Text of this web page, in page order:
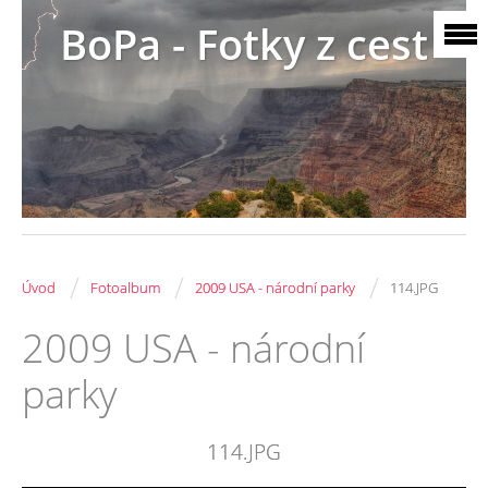
BoPa - Fotky z cest
Úvod / Fotoalbum / 2009 USA - národní parky / 114.JPG
2009 USA - národní
parky
114.JPG